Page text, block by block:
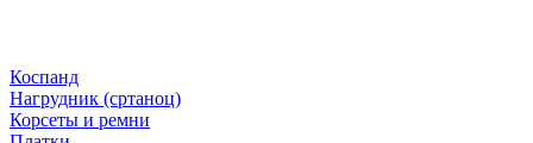
Коспанд
Нагрудник (сртаноц)
Корсеты и ремни